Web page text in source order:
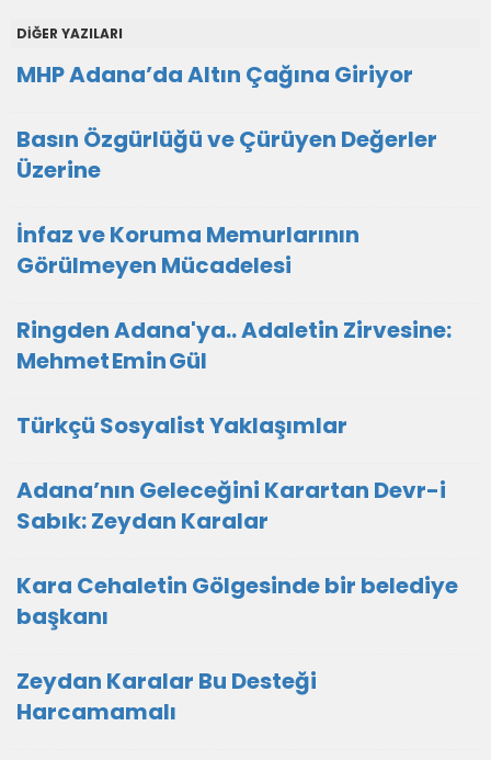
DİĞER YAZILARI
MHP Adana’da Altın Çağına Giriyor
Basın Özgürlüğü ve Çürüyen Değerler
Üzerine
İnfaz ve Koruma Memurlarının
Görülmeyen Mücadelesi
Ringden Adana'ya.. Adaletin Zirvesine:
Mehmet Emin Gül
Türkçü Sosyalist Yaklaşımlar
Adana’nın Geleceğini Karartan Devr-i
Sabık: Zeydan Karalar
Kara Cehaletin Gölgesinde bir belediye
başkanı
Zeydan Karalar Bu Desteği
Harcamamalı